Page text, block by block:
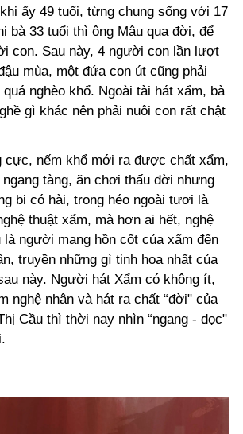
ấy 49 tuổi, từng chung sống với 17
bà 33 tuổi thì ông Mậu qua đời, để
con. Sau này, 4 người con lần lượt
mùa, một đứa con út cũng phải
nghèo khổ. Ngoài tài hát xẩm, bà
gì khác nên phải nuôi con rất chật
cực, nếm khổ mới ra được chất xẩm,
tàng, ăn chơi thấu đời nhưng
bi có hài, trong héo ngoài tươi là
thuật xẩm, mà hơn ai hết, nghệ
là người mang hồn cốt của xẩm đến
truyền những gì tinh hoa nhất của
này. Người hát Xẩm có không ít,
nghệ nhân và hát ra chất “đời" của
Cầu thì thời nay nhìn “ngang - dọc"